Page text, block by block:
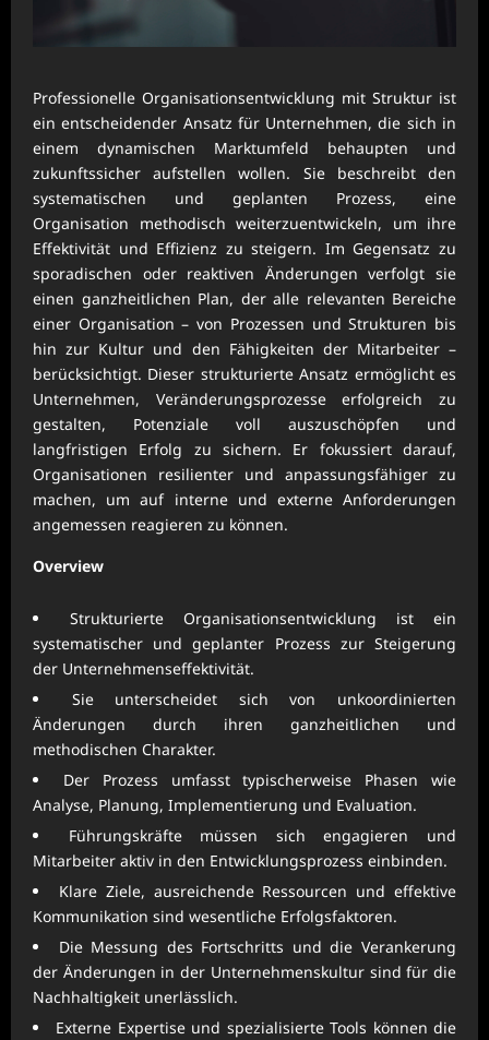
Professionelle Organisationsentwicklung mit Struktur ist
ein entscheidender Ansatz für Unternehmen, die sich in
einem dynamischen Marktumfeld behaupten und
zukunftssicher aufstellen wollen. Sie beschreibt den
systematischen und geplanten Prozess, eine
Organisation methodisch weiterzuentwickeln, um ihre
Effektivität und Effizienz zu steigern. Im Gegensatz zu
sporadischen oder reaktiven Änderungen verfolgt sie
einen ganzheitlichen Plan, der alle relevanten Bereiche
einer Organisation – von Prozessen und Strukturen bis
hin zur Kultur und den Fähigkeiten der Mitarbeiter –
berücksichtigt. Dieser strukturierte Ansatz ermöglicht es
Unternehmen, Veränderungsprozesse erfolgreich zu
gestalten, Potenziale voll auszuschöpfen und
langfristigen Erfolg zu sichern. Er fokussiert darauf,
Organisationen resilienter und anpassungsfähiger zu
machen, um auf interne und externe Anforderungen
angemessen reagieren zu können.
Overview
Strukturierte Organisationsentwicklung ist ein
systematischer und geplanter Prozess zur Steigerung
der Unternehmenseffektivität.
Sie unterscheidet sich von unkoordinierten
Änderungen durch ihren ganzheitlichen und
methodischen Charakter.
Der Prozess umfasst typischerweise Phasen wie
Analyse, Planung, Implementierung und Evaluation.
Führungskräfte müssen sich engagieren und
Mitarbeiter aktiv in den Entwicklungsprozess einbinden.
Klare Ziele, ausreichende Ressourcen und effektive
Kommunikation sind wesentliche Erfolgsfaktoren.
Die Messung des Fortschritts und die Verankerung
der Änderungen in der Unternehmenskultur sind für die
Nachhaltigkeit unerlässlich.
Externe Expertise und spezialisierte Tools können die